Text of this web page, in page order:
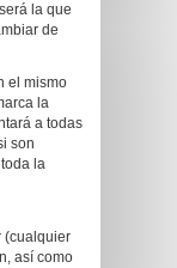
la que
de
el mismo
la
a todas
son
la
(cualquier
así como